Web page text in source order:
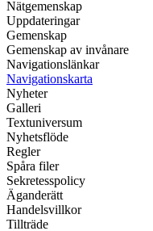
Nätgemenskap
Uppdateringar
Gemenskap
Gemenskap av invånare
Navigationslänkar
Navigationskarta
Nyheter
Galleri
Textuniversum
Nyhetsflöde
Regler
Spåra filer
Sekretesspolicy
Äganderätt
Handelsvillkor
Tillträde